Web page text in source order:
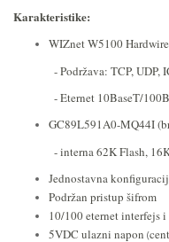
Karakteristike:
WIZnet W5100
- Podržava: TCP, UDP,
- Eternet 10BaseT/
GC89L591A0-MQ44I
- interna 62K Flash, 16K
Jednostavna
Podržan pristup šifrom
10/100 eternet interfejs
5VDC ulazni napon (